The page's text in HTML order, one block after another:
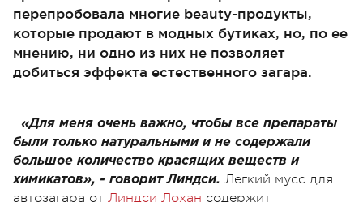
перепробовала многие beauty-продукты,
которые продают в модных бутиках, но, по ее
мнению, ни одно из них не позволяет
добиться эффекта естественного загара.
«Для меня очень важно, чтобы все препараты
были только натуральными и не содержали
большое количество красящих веществ и
химикатов», - говорит Линдси. Легкий мусс для
автозагара от Линдси Лохан содержит